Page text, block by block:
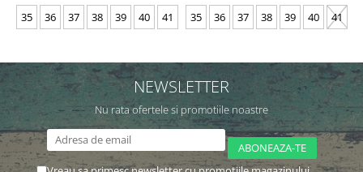
35 36 37 38 39 40 41 35 36 37 38 39 40 41
NEWSLETTER
Nu rata ofertele si promotiile noastre